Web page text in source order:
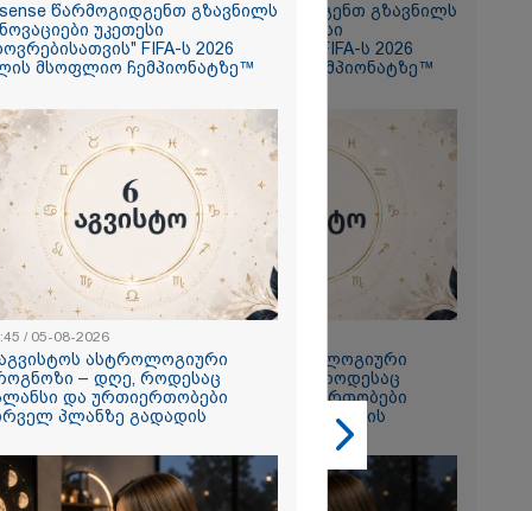
და
მათ
-
მიგრანტი,
ორსული
ჩადენილი
5-ჯერ
მათ
არ
- ქეთა
Hisense წარმოგიდგენთ გზავნილს
"ინოვაციები უკეთესი
ცხოვრებისათვის" FIFA-ს 2026
წლის მსოფლიო ჩემპიონატზე™
6 აგვისტოს ასტროლოგიური
პროგნოზი – დღე, როდესაც
ბალანსი და ურთიერთობები
პირველ პლანზე გადადის
წარმოგიდგენთ გზავნილს
უკეთესი
FIFA-ს 2026
მსოფლიო ჩემპიონატზე™
/ 05-08-2026
ასტროლოგიური
– დღე, როდესაც
და ურთიერთობები
პლანზე გადადის